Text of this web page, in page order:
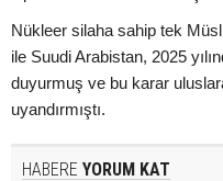
Nükleer silaha sahip tek
ile Suudi Arabistan, 2025
duyurmuş ve bu karar
uyandırmıştı.
HABERE YORUM KAT